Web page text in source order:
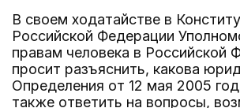
В своем ходатайстве в
Российской Федерации
правам человека в Российской
просит разъяснить, какова
Определения от 12 мая 2005
также ответить на вопросы,